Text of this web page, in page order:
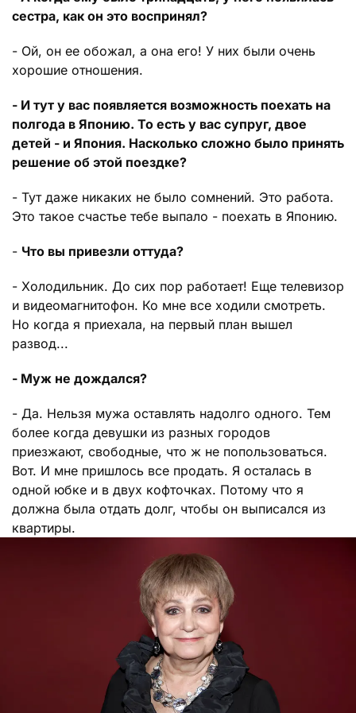
сестра, как он это воспринял?
- Ой, он ее обожал, а она его! У них были очень
хорошие отношения.
- И тут у вас появляется возможность поехать на
полгода в Японию. То есть у вас супруг, двое
детей - и Япония. Насколько сложно было принять
решение об этой поездке?
- Тут даже никаких не было сомнений. Это работа.
Это такое счастье тебе выпало - поехать в Японию.
- Что вы привезли оттуда?
- Холодильник. До сих пор работает! Еще телевизор
и видеомагнитофон. Ко мне все ходили смотреть.
Но когда я приехала, на первый план вышел
развод...
- Муж не дождался?
- Да. Нельзя мужа оставлять надолго одного. Тем
более когда девушки из разных городов
приезжают, свободные, что ж не попользоваться.
Вот. И мне пришлось все продать. Я осталась в
одной юбке и в двух кофточках. Потому что я
должна была отдать долг, чтобы он выписался из
квартиры.